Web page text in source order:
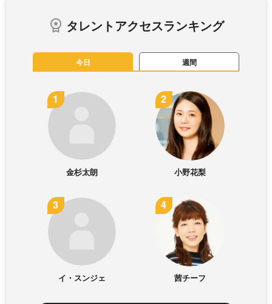
タレントアクセスランキング
今日 週間
金杉太朗 小野花梨
イ・スンジェ 茜チーフ